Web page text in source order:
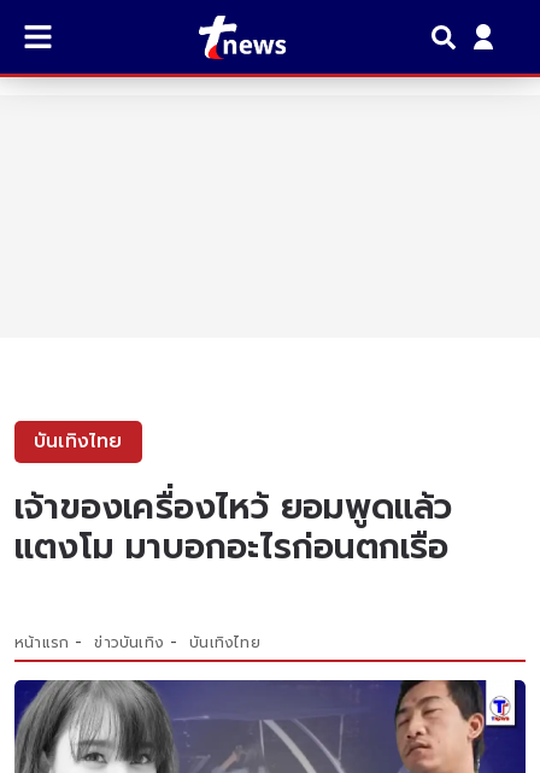
บันเทิงไทย
เจ้าของเครื่องไหว้ ยอมพูดแล้ว
แตงโม มาบอกอะไรก่อนตกเรือ
หน้าแรก ข่าวบันเทิง บันเทิงไทย